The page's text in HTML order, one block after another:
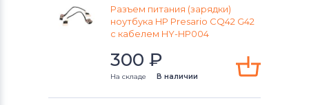
Разъемы питания для ноутбуков
Разъемы питания для ноутбуков
Разъем питания (зарядки)
ноутбука HP Presario CQ42 G42
с кабелем HY-HP004
300 ₽
На складе В наличии